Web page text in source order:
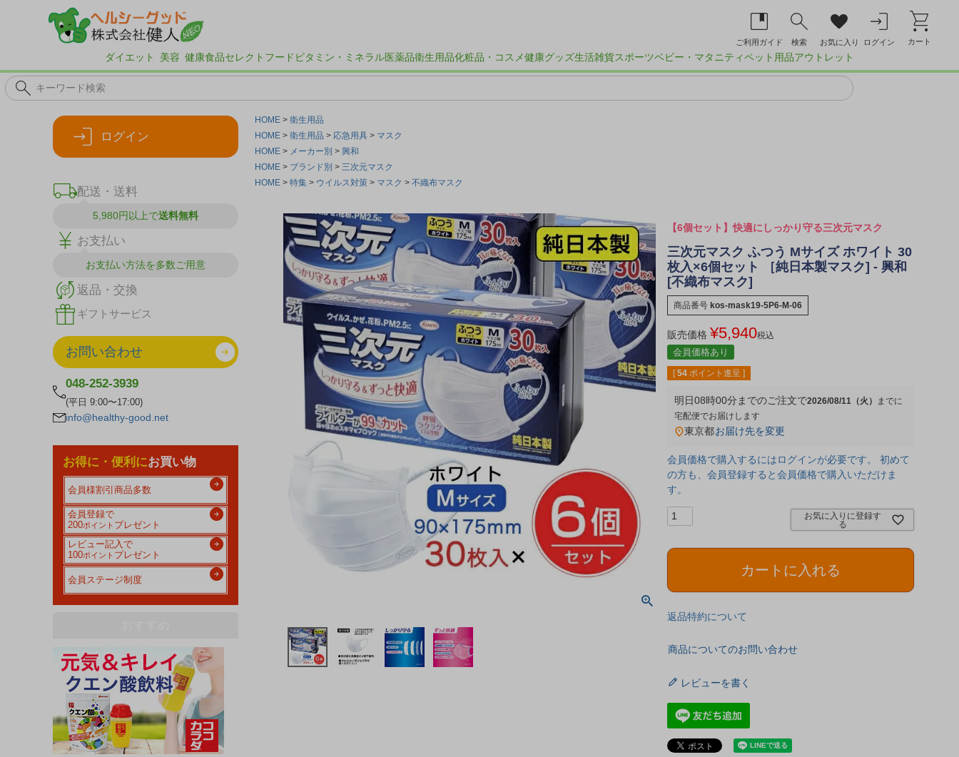
ご利用ガイド 検索 お気に入り ログイン カート
ダイエット 美容 健康食品セレクトフード ビタミン・ミネラル医薬品衛生用品化粧品・コスメ健康グッズ生活雑貨スポーツベビー・マタニティペット用品アウトレット
ログイン
配送・送料
5,980円以上で送料無料
お支払い
お支払い方法を多数ご用意
返品・交換
ギフトサービス
お問い合わせ
048-252-3939
(平日 9:00〜17:00)
info@healthy-good.net
お得に・便利にお買い物
会員様割引商品多数
会員登録で
200ポイント プレゼント
レビュー記入で
100ポイント プレゼント
会員ステージ制度
HOME
衛生用品
HOME
衛生用品 応急用具
マスク
HOME
メーカー別
興和
HOME
ブランド別
三次元マスク
HOME
特集 ウイルス対策 マスク 不織布マスク
【6個セット】快適にしっかり守る三次元マスク
三次元マスク ふつう Mサイズ ホワイト 30
枚入×6個セット ［純日本製マスク] - 興和
[不織布マスク]
商品番号 kos-mask19-5P6-M-06
販売価格 ¥5,940税込
会員価格あり
[ 54 ポイント進呈 ]
明日08時00分までのご注文で2026/08/11（火）
宅配便
東京都お届け先を変更
会員価格で購入するにはログインが必要です。 初めて
の方も、会員登録すると会員価格で購入いただけま
す。
お気に入りに登録す
る
カートに入れる
返品特約について
商品についてのお問い合わせ
レビューを書く